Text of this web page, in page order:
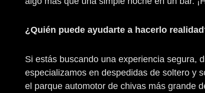
¿Quién puede ayudarte a hacerlo
Si estás buscando una experiencia segura,
especializamos en despedidas de soltero y
el parque automotor de chivas más grande